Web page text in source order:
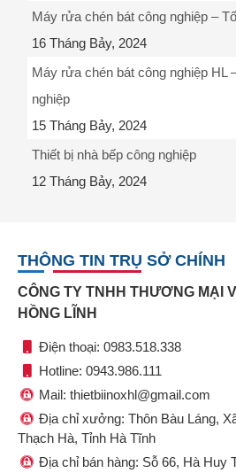
Máy rửa chén bát công nghiệp –
16 Tháng Bảy, 2024
Máy rửa chén bát công nghiệp HL
nghiệp
15 Tháng Bảy, 2024
Thiết bị nhà bếp công nghiệp
12 Tháng Bảy, 2024
THÔNG TIN TRỤ SỞ CHÍNH
CÔNG TY TNHH THƯƠNG MẠI
HỒNG LĨNH
Điện thoại: 0983.518.338
Hotline: 0943.986.111
Mail: thietbiinoxhl@gmail.com
Địa chỉ xưởng: Thôn Bàu Láng,
Thạch Hà, Tỉnh Hà Tĩnh
Địa chỉ bán hàng: Sỗ 66, Hà Huy